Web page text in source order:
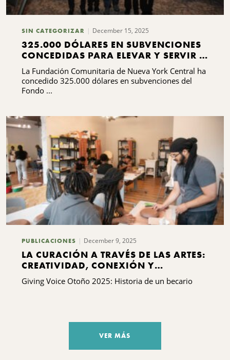
SIN CATEGORIZAR December 15, 2025
325.000 DÓLARES EN SUBVENCIONES
CONCEDIDAS PARA ELEVAR Y SERVIR A
LAS COMUNIDADES NEGRAS
La Fundación Comunitaria de Nueva York Central ha
concedido 325.000 dólares en subvenciones del
Fondo ...
PUBLICACIONES December 9, 2025
LA CURACIÓN A TRAVÉS DE LAS ARTES:
CREATIVIDAD, CONEXIÓN Y
ESPERANZA PARA LAS FAMILIAS DE
PARENTESCO
Giving Voice Otoño 2025: Historia de un becario
VER MÁS